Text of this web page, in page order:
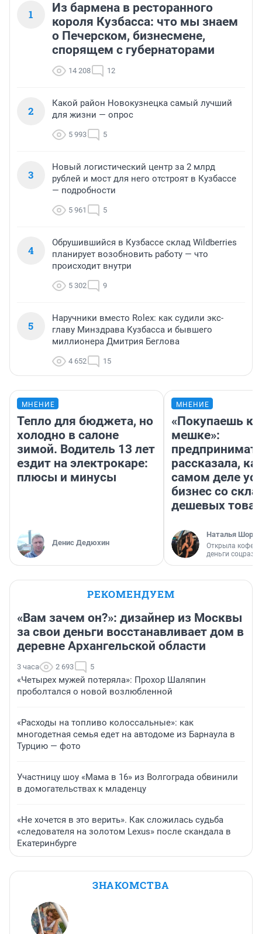
1
Из бармена в ресторанного
короля Кузбасса: что мы знаем
о Печерском, бизнесмене,
спорящем с губернаторами
14 208 12
2
Какой район Новокузнецка самый лучший
для жизни — опрос
5 993 5
3
Новый логистический центр за 2 млрд
рублей и мост для него отстроят в Кузбассе
— подробности
5 961 5
4
Обрушившийся в Кузбассе склад Wildberries
планирует возобновить работу — что
происходит внутри
5 302 9
5
Наручники вместо Rolex: как судили экс-
главу Минздрава Кузбасса и бывшего
миллионера Дмитрия Беглова
4 652 15
МНЕНИЕ
Тепло для бюджета, но
холодно в салоне
зимой. Водитель 13 лет
ездит на электрокаре:
плюсы и минусы
Денис Дедюхин
МНЕНИЕ
«Покупаешь
мешке»:
рассказала,
самом деле
бизнес со
дешевых
Наталья
Открыла
деньги
РЕКОМЕНДУЕМ
«Вам зачем он?»: дизайнер из Москвы
за свои деньги восстанавливает дом в
деревне Архангельской области
3 часа 2 693 5
«Четырех мужей потеряла»: Прохор Шаляпин
проболтался о новой возлюбленной
«Расходы на топливо колоссальные»: как
многодетная семья едет на автодоме из Барнаула в
Турцию — фото
Участницу шоу «Мама в 16» из Волгограда обвинили
в домогательствах к младенцу
«Не хочется в это верить». Как сложилась судьба
«следователя на золотом Lexus» после скандала в
Екатеринбурге
ЗНАКОМСТВА